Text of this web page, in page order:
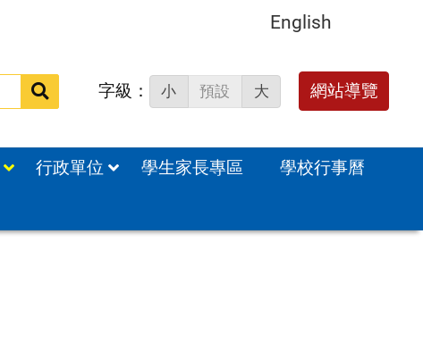
English
搜
字級： 小 預設 大 網站導覽
行政單位 學生家長專區
學校行事曆